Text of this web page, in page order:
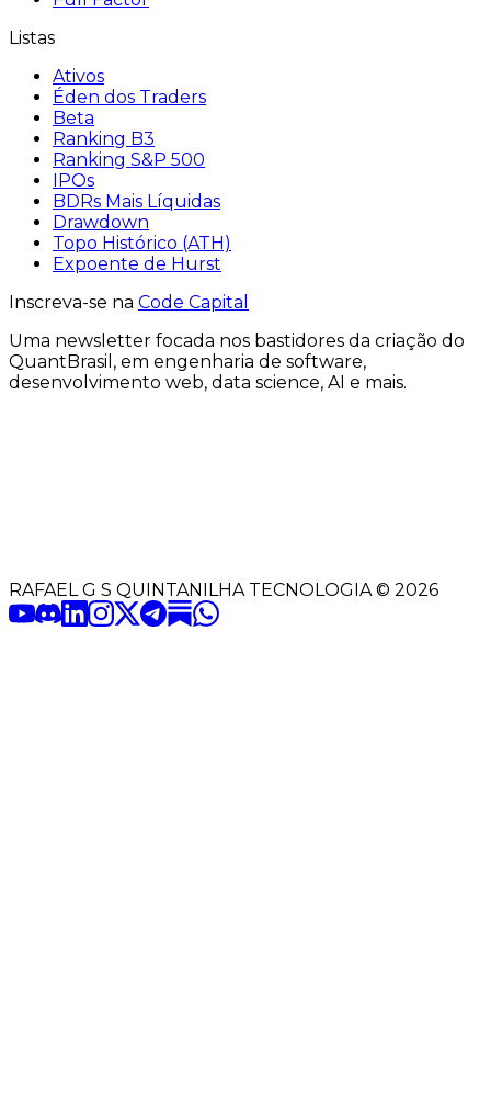
Listas
Ativos
Éden dos Traders
Beta
Ranking B3
Ranking S&P 500
IPOs
BDRs Mais Líquidas
Drawdown
Topo Histórico (ATH)
Expoente de Hurst
Inscreva-se na Code Capital
Uma newsletter focada nos bastidores da criação do
QuantBrasil , em engenharia de software,
desenvolvimento web, data science, AI e mais.
RAFAEL G S QUINTANILHA TECNOLOGIA© 2026